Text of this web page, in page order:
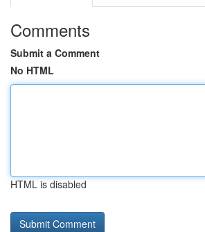
Comments
Submit a Comment
No HTML
HTML is disabled